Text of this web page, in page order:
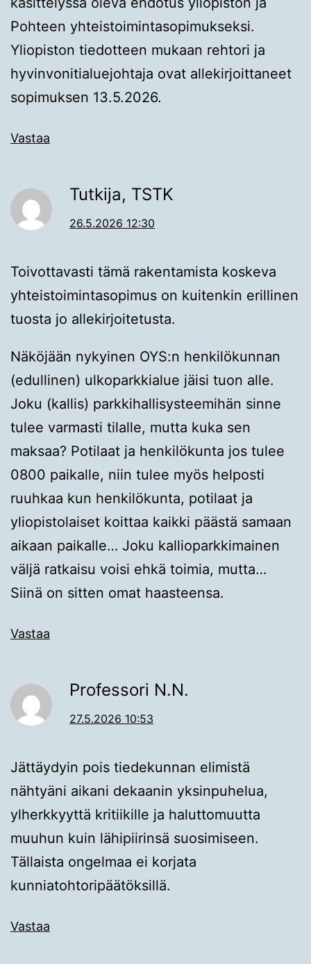
Pohteen yhteistoimintasopimukseksi.
Yliopiston tiedotteen mukaan rehtori ja
hyvinvonitialuejohtaja ovat allekirjoittaneet
sopimuksen 13.5.2026.
Vastaa
Tutkija, TSTK
26.5.2026 12:30
Toivottavasti tämä rakentamista koskeva
yhteistoimintasopimus on kuitenkin erillinen
tuosta jo allekirjoitetusta.
Näköjään nykyinen OYS:n henkilökunnan
(edullinen) ulkoparkkialue jäisi tuon alle.
Joku (kallis) parkkihallisysteemihän sinne
tulee varmasti tilalle, mutta kuka sen
maksaa? Potilaat ja henkilökunta jos tulee
0800 paikalle, niin tulee myös helposti
ruuhkaa kun henkilökunta, potilaat ja
yliopistolaiset koittaa kaikki päästä samaan
aikaan paikalle… Joku kallioparkkimainen
väljä ratkaisu voisi ehkä toimia, mutta…
Siinä on sitten omat haasteensa.
Vastaa
Professori N.N.
27.5.2026 10:53
Jättäydyin pois tiedekunnan elimistä
nähtyäni aikani dekaanin yksinpuhelua,
ylherkkyyttä kritiikille ja haluttomuutta
muuhun kuin lähipiirinsä suosimiseen.
Tällaista ongelmaa ei korjata
kunniatohtoripäätöksillä.
Vastaa